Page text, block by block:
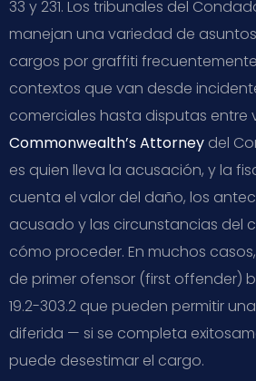
33 y 231. Los tribunales del
manejan una variedad de
cargos por graffiti
contextos que van desde
comerciales hasta disputas entre
Commonwealth’s Attorney del
es quien lleva la acusación, y la
cuenta el valor del daño, los
acusado y las circunstancias del
cómo proceder. En muchos
de primer ofensor (first offender)
19.2-303.2 que pueden permitir
diferida — si se completa
puede desestimar el cargo.